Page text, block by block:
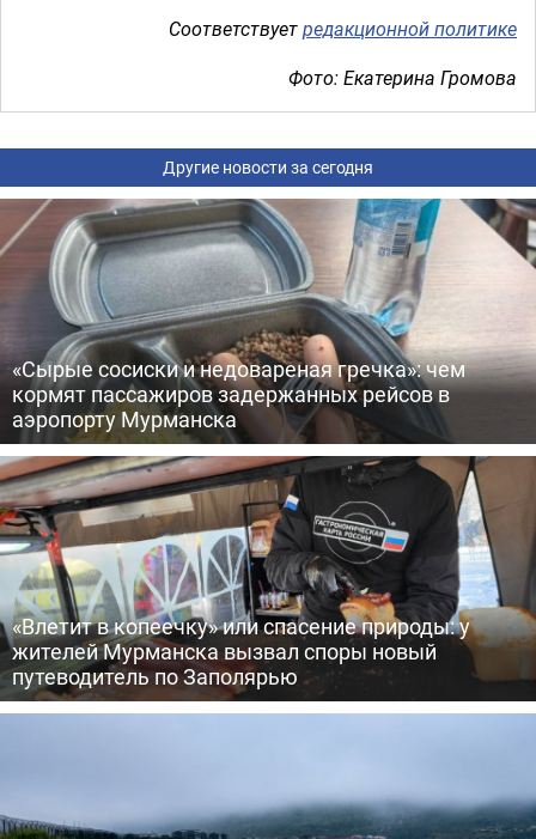
Соответствуетредакционной политике
Фото: Екатерина Громова
Другие новости за сегодня
«Сырые сосиски и недовареная гречка»: чем
кормят пассажиров задержанных рейсов в
аэропорту Мурманска
«Влетит в копеечку» или спасение природы: у
жителей Мурманска вызвал споры новый
путеводитель по Заполярью